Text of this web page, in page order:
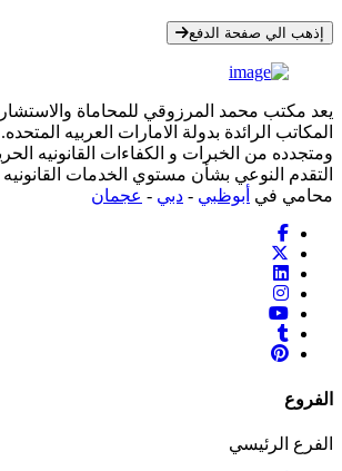
إذهب الي صفحة الدفع
يعد مكتب محمد المرزوقي للمحاماة
المكاتب الرائدة بدولة الامارات العربيه
ومتجدده من الخبرات و الكفاءات القانونيه
التقدم النوعي بشأن مستوي الخدمات القانونيه
محامي في أبوظبي - دبي - عجمان
الفروع
الفرع الرئيسي